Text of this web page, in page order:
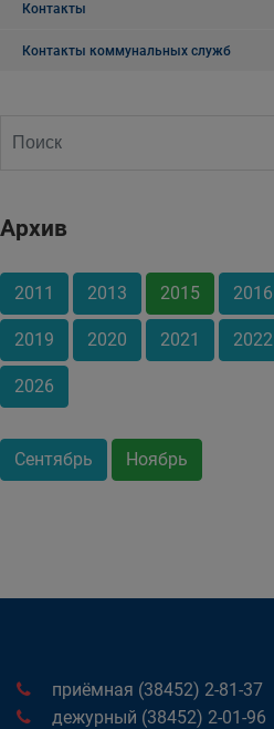
Контакты
Контакты коммунальных служб
Архив
2011 2013 2015 2016
2019 2020 2021 2022
2026
Сентябрь Ноябрь
приёмная (38452) 2-81-37
дежурный (38452) 2-01-96